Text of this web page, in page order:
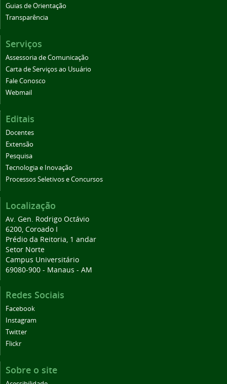
Guias de Orientação
Transparência
Serviços
Assessoria de Comunicação
Carta de Serviços ao Usuário
Fale Conosco
Webmail
Editais
Docentes
Extensão
Pesquisa
Tecnologia e Inovação
Processos Seletivos e Concursos
Localização
Av. Gen. Rodrigo Octávio
6200, Coroado I
Prédio da Reitoria, 1 andar
Setor Norte
Campus Universitário
69080-900 - Manaus - AM
Redes Sociais
Facebook
Instagram
Twitter
Flickr
Sobre o site